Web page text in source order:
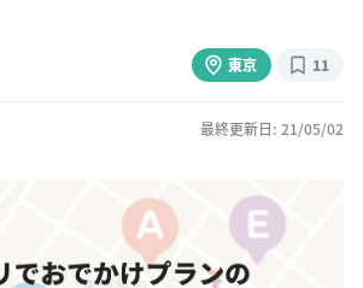
東京 11
最終更新日: 21/05/02